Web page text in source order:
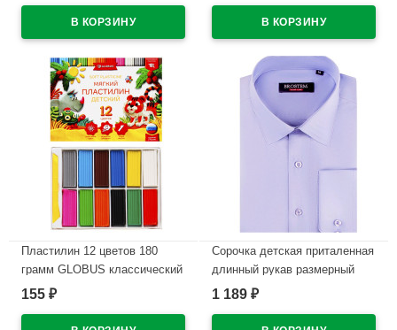
Пластилин 12 цветов 180
грамм GLOBUS классический
повышенной мягкости арт
155 ₽
Сорочка детская приталенная
длинный рукав размерный
ряд 30/122-128-36/158-164
арт.MO4708d**
1 189 ₽